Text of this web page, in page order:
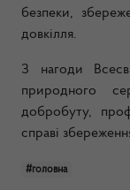
безпеки,
довкілля.
З нагоди
природного
добробуту,
справі
#головна